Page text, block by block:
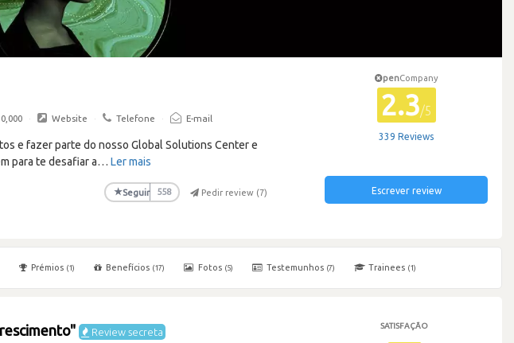
· Website · Telefone · E-mail
e fazer parte do nosso Global Solutions Center e
para te desafiar a… Ler mais
★Seguir 558 Pedir review (7)
penCompany
2.3/5
339 Reviews
Escrever review
Prémios (1) Benefícios (17) Fotos (5) Testemunhos (7) Trainees (1)
Review secreta
SATISFAÇÃO